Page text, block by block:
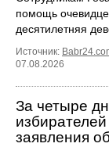
помощь
десятилетняя
Источник:
07.08.2026
За четыре
заявления